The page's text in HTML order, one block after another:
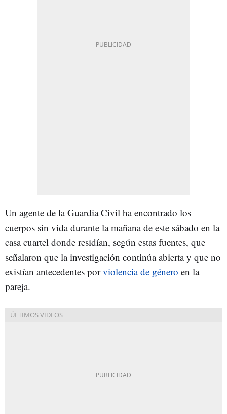
Un agente de la Guardia Civil ha encontrado los
cuerpos sin vida durante la mañana de este sábado en la
casa cuartel donde residían, según estas fuentes, que
señalaron que la investigación continúa abierta y que no
existían antecedentes porviolencia de género en la
pareja.